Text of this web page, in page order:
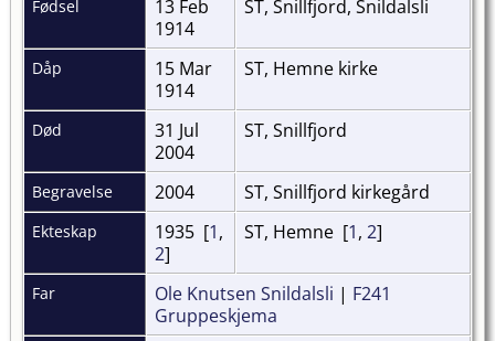
Fødsel
13 Feb
1914
ST, Snillfjord, Snildalsli
Dåp
15 Mar
1914
ST, Hemne kirke
Død
31 Jul
2004
ST, Snillfjord
Begravelse 2004 ST, Snillfjord kirkegård
Ekteskap 1935 [1,
2]
ST, Hemne [1, 2]
Far Ole Knutsen Snildalsli | F241
Gruppeskjema